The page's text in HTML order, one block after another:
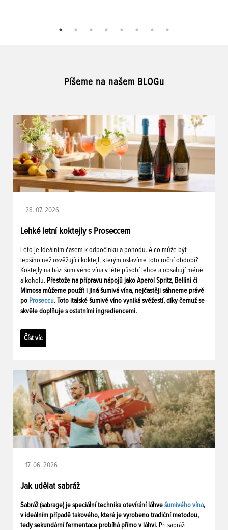
Píšeme na našem BLOGu
28. 07. 2026
Lehké letní koktejly s Proseccem
Léto je ideálním časem k odpočinku a pohodu. A co může být
lepšího než osvěžující koktejl, kterým oslavíme toto roční období?
Koktejly na bázi šumivého vína v létě působí lehce a obsahují méně
alkoholu. Přestože na přípravu nápojů jako Aperol Spritz, Bellini či
Mimosa můžeme použít i jiná šumivá vína, nejčastěji sáhneme právě
po Proseccu. Toto italské šumivé víno vyniká svěžestí, díky čemuž se
skvěle doplňuje s ostatními ingrediencemi.
Číst víc
17. 06. 2026
Jak udělat sabráž
Sabráž (sabrage) je speciální technika otevírání láhve šumivého vína,
v ideálním případě takového, které je vyrobeno tradiční metodou,
tedy sekundární fermentace probíhá přímo v láhvi. Při sabráži